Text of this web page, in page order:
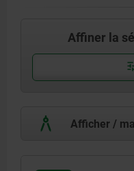
Affiner la
Afficher /